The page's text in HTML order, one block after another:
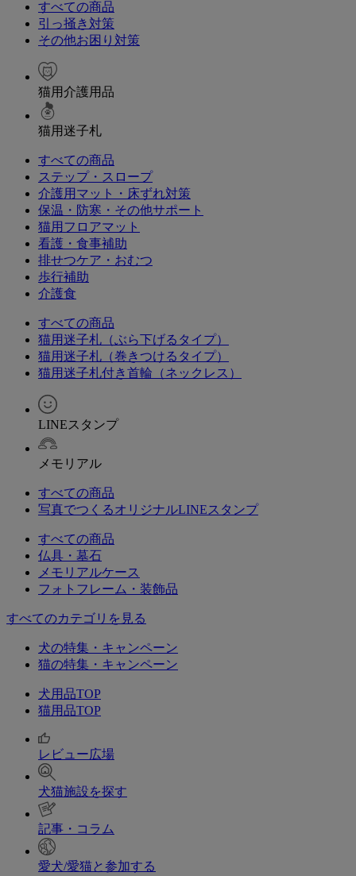
すべての商品
引っ掻き対策
その他お困り対策
猫用介護用品
猫用迷子札
すべての商品
ステップ・スロープ
介護用マット・床ずれ対策
保温・防寒・その他サポート
猫用フロアマット
看護・食事補助
排せつケア・おむつ
歩行補助
介護食
すべての商品
猫用迷子札（ぶら下げるタイプ）
猫用迷子札（巻きつけるタイプ）
猫用迷子札付き首輪（ネックレス）
LINEスタンプ
メモリアル
すべての商品
写真でつくるオリジナルLINEスタンプ
すべての商品
仏具・墓石
メモリアルケース
フォトフレーム・装飾品
すべてのカテゴリを見る
犬の特集・キャンペーン
猫の特集・キャンペーン
犬用品TOP
猫用品TOP
レビュー広場
犬猫施設を探す
記事・コラム
愛犬/愛猫と参加する